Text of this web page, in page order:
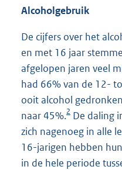
Alcoholgebruik
De cijfers over het
en met 16 jaar
afgelopen jaren veel
had 66% van de 12-
ooit alcohol
naar 45%.2 De daling
zich nagenoeg in alle
16-jarigen hebben
in de hele periode